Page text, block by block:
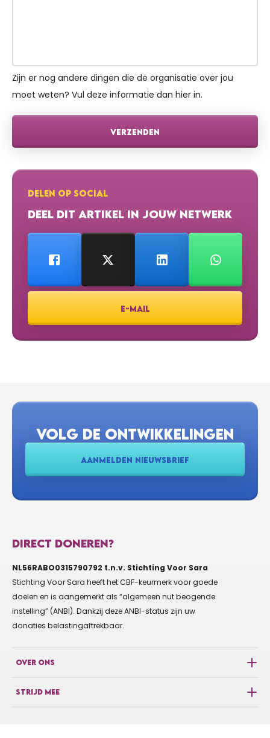
Zijn er nog andere dingen die de organisatie over jou
moet weten? Vul deze informatie dan hier in.
VERZENDEN
DELEN OP SOCIAL
DEEL DIT ARTIKEL IN JOUW NETWERK
E-MAIL
VOLG DE ONTWIKKELINGEN
AANMELDEN NIEUWSBRIEF
DIRECT DONEREN?
NL56RABO0315790792 t.n.v. Stichting Voor Sara
Stichting Voor Sara heeft het CBF-keurmerk voor goede
doelen en is aangemerkt als “algemeen nut beogende
instelling” (ANBI). Dankzij deze ANBI-status zijn uw
donaties belastingaftrekbaar.
OVER ONS
STRIJD MEE